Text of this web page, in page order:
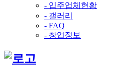
- 입주업체현황
- 갤러리
- FAQ
- 창업정보